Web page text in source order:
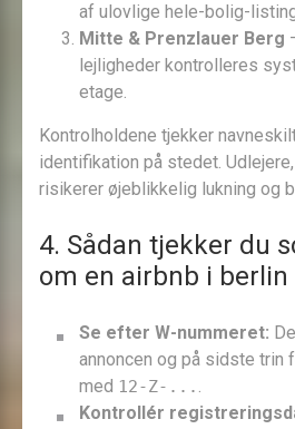
af ulovlige hele-bolig-
Mitte & Prenzlauer Berg
lejligheder kontrolleres
etage.
Kontrolholdene tjekker
identifikation på stedet.
risikerer øjeblikkelig lukning og
4. Sådan tjekker du
om en airbnb i berlin
Se efter W-nummeret:
annoncen og på sidste trin
med 12-Z-...
Kontrollér